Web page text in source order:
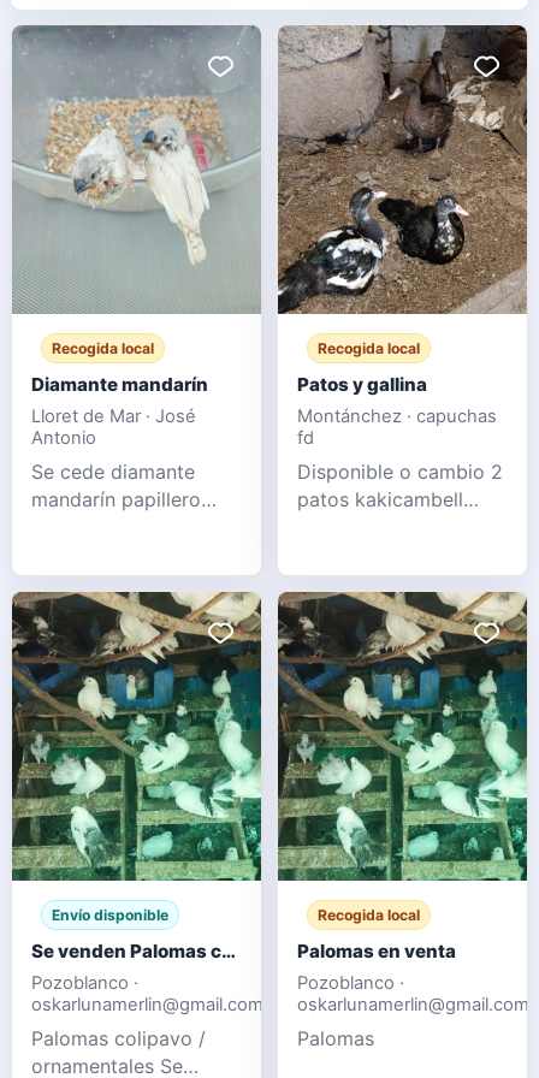
Recogida local
Diamante mandarín
Lloret de Mar · José
Antonio
Se cede diamante
mandarín papillero
Recogida local
Patos y gallina
Montánchez · capuchas
fd
Disponible o cambio 2
patos kakicambell
de mayo de 2026 En
Montánchez Cáceres
Envío disponible
Se venden Palomas colipavo / ornamentales
Pozoblanco ·
oskarlunamerlin@gmail.com
Palomas colipavo /
ornamentales Se
Recogida local
Palomas en venta
Pozoblanco ·
oskarlunamerlin@gmail.com
Palomas